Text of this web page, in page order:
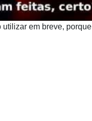
utilizar em breve, porque